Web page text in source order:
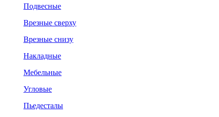
Подвесные
Врезные сверху
Врезные снизу
Накладные
Мебельные
Угловые
Пьедесталы